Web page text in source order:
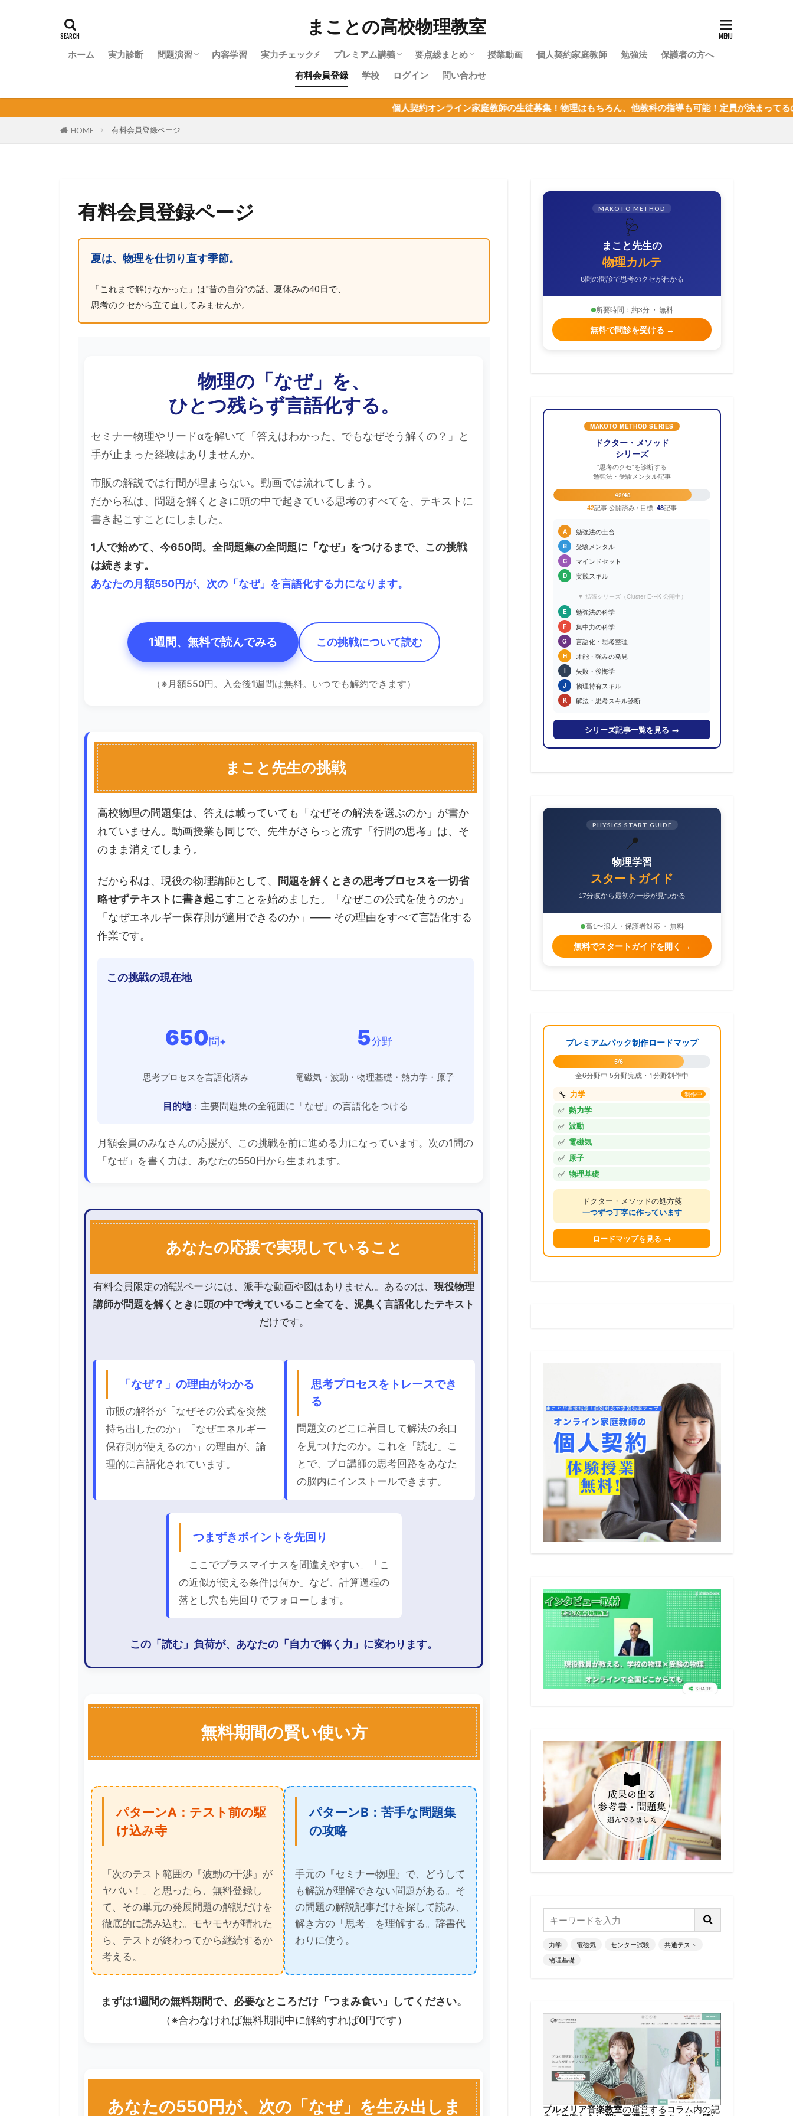
まことの高校物理教室
ホーム 実力診断 問題演習 内容学習 実力チェック⚡ プレミアム講義
物理やり直しガイド｜高校物理を受験に
物理基礎・最短攻略パック紹介
目次：物理基礎
力学・最短攻略パック紹介
目次：力学
熱力学・最短攻略パック紹介
目次：熱力学
波動・最短攻略パック紹介
目次：波動
電磁気・最短攻略パック紹介
目次：電磁気
原子・最短攻略パック紹介
目次：原子
要点総まとめ
物理基礎まとめ
授業動画 個人契約家庭教師 勉強法
保護者の方へ
有料会員登録
学校 ログイン 問い合わせ
個人契約オンライン家庭教師の生徒募集！物理はもちろん、他教科の指導も可能！定員が決まってるので、枠が埋まる
HOME 有料会員登録ページ
有料会員登録ページ
夏は、物理を仕切り直す季節。
「これまで解けなかった」は"昔の自分"の話。夏休みの40日で、
思考のクセから立て直してみませんか。
物理の「なぜ」を、
ひとつ残らず言語化する。
セミナー物理やリードαを解いて「答えはわかった、でもなぜそう解くの？」と
手が止まった経験はありませんか。
市販の解説では行間が埋まらない。動画では流れてしまう。
だから私は、問題を解くときに頭の中で起きている思考のすべてを、テキストに
書き起こすことにしました。
1人で始めて、今650問。全問題集の全問題に「なぜ」をつけるまで、この挑戦
は続きます。
あなたの月額550円が、次の「なぜ」を言語化する力になります。
1週間、無料で読んでみる この挑戦について読む
（※月額550円。入会後1週間は無料。いつでも解約できます）
まこと先生の挑戦
高校物理の問題集は、答えは載っていても「なぜその解法を選ぶのか」が書か
れていません。動画授業も同じで、先生がさらっと流す「行間の思考」は、そ
のまま消えてしまう。
だから私は、現役の物理講師として、 問題を解くときの思考プロセスを一切省
略せずテキストに書き起こすことを始めました。「なぜこの公式を使うのか」
「なぜエネルギー保存則が適用できるのか」—— その理由をすべて言語化する
作業です。
この挑戦の現在地
650問+
思考プロセスを言語化済み
5分野
電磁気・波動・物理基礎・熱力学・原子
目的地：主要問題集の全範囲に「なぜ」の言語化をつける
月額会員のみなさんの応援が、この挑戦を前に進める力になっています。次の1問の
「なぜ」を書く力は、あなたの550円から生まれます。
あなたの応援で実現していること
有料会員限定の解説ページには、派手な動画や図はありません。あるのは、 現役物理
講師が問題を解くときに頭の中で考えていること全てを、泥臭く言語化したテキスト
だけです。
「なぜ？」の理由がわかる
市販の解答が「なぜその公式を突然
持ち出したのか」「なぜエネルギー
保存則が使えるのか」の理由が、論
理的に言語化されています。
思考プロセスをトレースでき
る
問題文のどこに着目して解法の糸口
を見つけたのか。これを「読む」こ
とで、プロ講師の思考回路をあなた
の脳内にインストールできます。
つまずきポイントを先回り
「ここでプラスマイナスを間違えやすい」「こ
の近似が使える条件は何か」など、計算過程の
落とし穴も先回りでフォローします。
この「読む」負荷が、あなたの「自力で解く力」に変わります。
無料期間の賢い使い方
パターンA：テスト前の駆
け込み寺
「次のテスト範囲の『波動の干渉』が
ヤバい！」と思ったら、無料登録し
て、その単元の発展問題の解説だけを
徹底的に読み込む。モヤモヤが晴れた
ら、テストが終わってから継続するか
考える。
パターンB：苦手な問題集
の攻略
手元の『セミナー物理』で、どうして
も解説が理解できない問題がある。そ
の問題の解説記事だけを探して読み、
解き方の「思考」を理解する。辞書代
わりに使う。
まずは1週間の無料期間で、必要なところだけ「つまみ食い」してください。
（※合わなければ無料期間中に解約すれば0円です）
あなたの550円が、次の「なぜ」を生み出しま
MAKOTO METHOD
🩺
まこと先生の
物理カルテ
8問の問診で思考のクセがわかる
所要時間：約3分 ・ 無料
無料で問診を受ける →
MAKOTO METHOD SERIES
ドクター・メソッド
シリーズ
"思考のクセ"を診断する
勉強法・受験メンタル記事
42/48
42記事 公開済み / 目標: 48記事
A 勉強法の土台
B 受験メンタル
C マインドセット
D 実践スキル
▼ 拡張シリーズ（Cluster E〜K 公開中）
E
勉強法の科学
F 集中力の科学
G 言語化・思考整理
H 才能・強みの発見
I 失敗・後悔学
J 物理特有スキル
K 解法・思考スキル診断
シリーズ記事一覧を見る →
PHYSICS START GUIDE
📍
物理学習
スタートガイド
17分岐から最初の一歩が見つかる
高1〜浪人・保護者対応 ・ 無料
無料でスタートガイドを開く →
プレミアムパック制作ロードマップ
5/6
全6分野中 5分野完成・1分野制作中
🔧 力学 制作中
✅ 熱力学
✅ 波動
✅ 電磁気
✅ 原子
✅ 物理基礎
ドクター・メソッドの処方箋
一つずつ丁寧に作っています
ロードマップを見る →
力学 電磁気 センター試験
共通テスト
物理基礎
プルメリア音楽教室の運営するコラム内の記